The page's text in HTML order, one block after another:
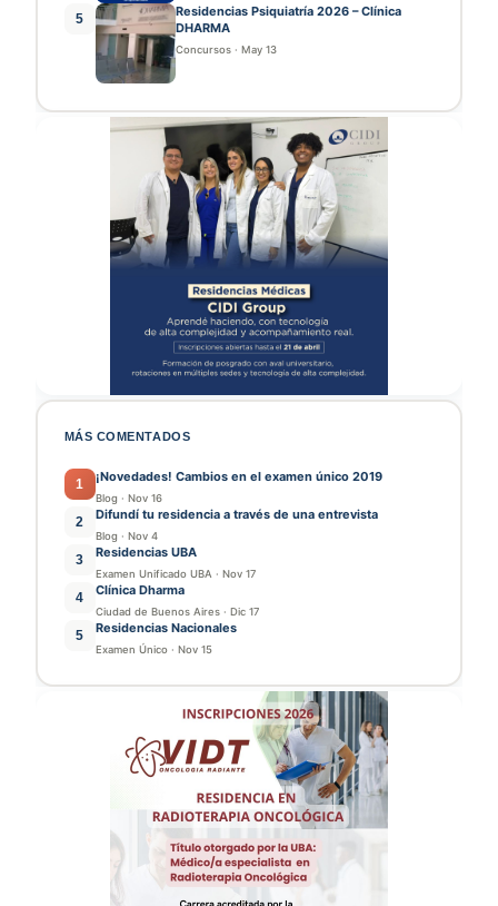
5
Residencias Psiquiatría 2026 – Clínica
DHARMA
Concursos · May 13
MÁS COMENTADOS
1 ¡Novedades! Cambios en el examen único 2019
Blog · Nov 16
2 Difundí tu residencia a través de una entrevista
Blog · Nov 4
3 Residencias UBA
Examen Unificado UBA · Nov 17
4 Clínica Dharma
Ciudad de Buenos Aires · Dic 17
5 Residencias Nacionales
Examen Único · Nov 15